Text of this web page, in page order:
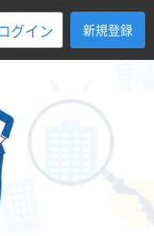
グイン 新規登録